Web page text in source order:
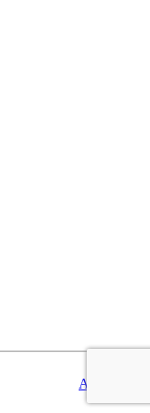
Aviso legal